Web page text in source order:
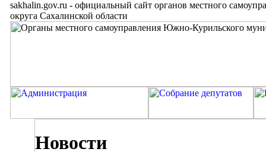
sakhalin.gov.ru - официальный сайт органов местного
округа Сахалинской области
Новости